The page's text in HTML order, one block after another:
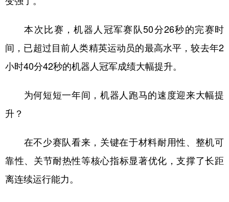
本次比赛，机器人冠军赛队50分26秒的完赛时
间，已超过目前人类精英运动员的最高水平，较去年2
小时40分42秒的机器人冠军成绩大幅提升。
为何短短一年间，机器人跑马的速度迎来大幅提
升？
在不少赛队看来，关键在于材料耐用性、整机可
靠性、关节耐热性等核心指标显著优化，支撑了长距
离连续运行能力。